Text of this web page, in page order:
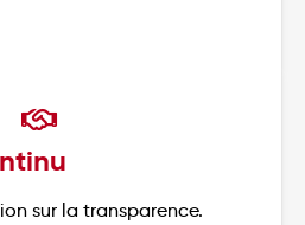
sur la transparence.